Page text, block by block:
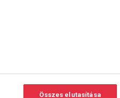
úgy gondolja, ez egy jó PR-
Három éve, augusztus
féltérden
szembeni
ellen. A 2016-o idényben
Összes elutasítása